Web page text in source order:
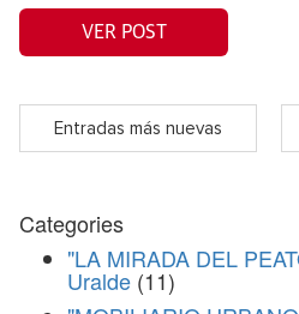
VER POST
Entradas más nuevas
Categories
"LA MIRADA DEL
Uralde (11)